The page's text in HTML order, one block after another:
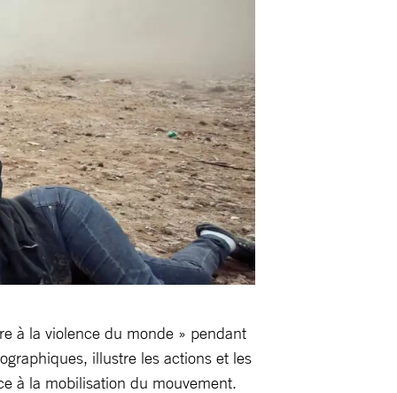
à la violence du monde » pendant
illustre les actions et les
à la mobilisation du mouvement.